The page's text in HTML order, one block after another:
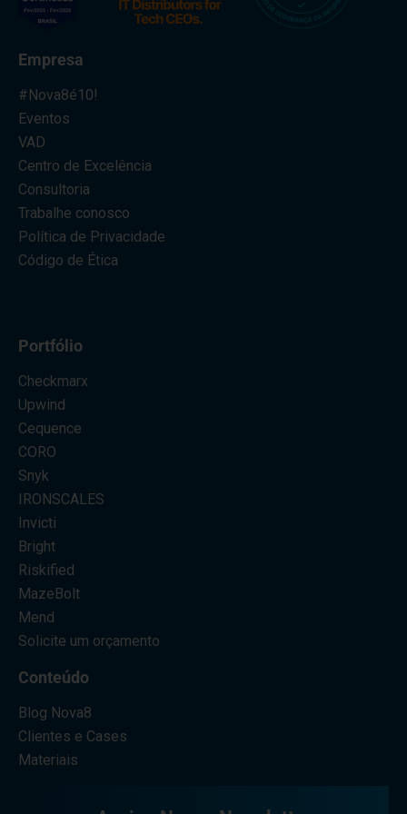
Empresa
#Nova8é10!
Eventos
VAD
Centro de Excelência
Consultoria
Trabalhe conosco
Política de Privacidade
Código de Ética
Portfólio
Checkmarx
Upwind
Cequence
CORO
Snyk
IRONSCALES
Invicti
Bright
Riskified
MazeBolt
Mend
Solicite um orçamento
Conteúdo
Blog Nova8
Clientes e Cases
Materiais